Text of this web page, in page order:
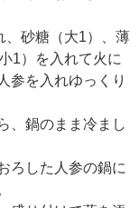
、砂糖（大1）、薄
1）を入れて火に
参を入れゆっくり
、鍋のまま冷まし
ろした人参の鍋に